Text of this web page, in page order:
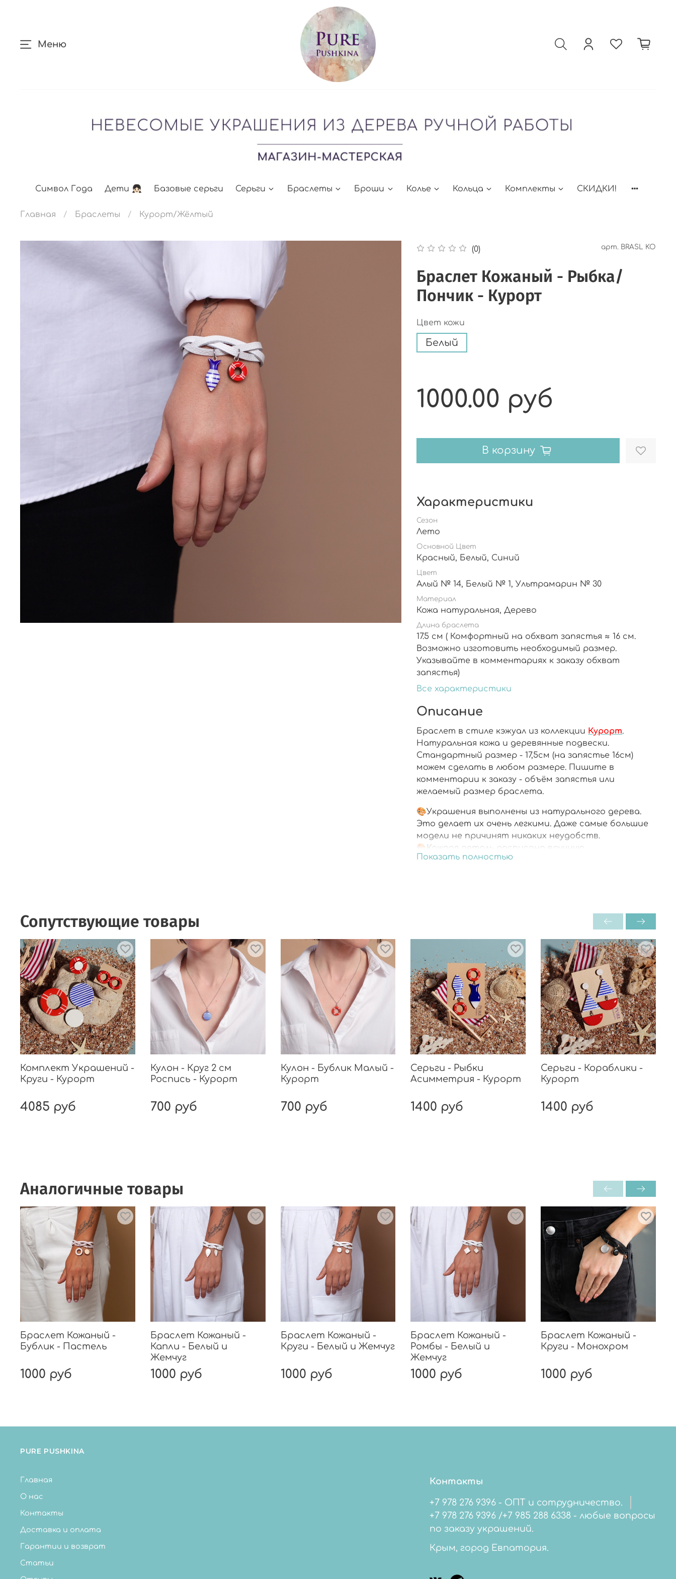
Меню
Символ Года Дети 👧🏻 Базовые серьги Серьги Браслеты Броши Колье Кольца Комплекты СКИДКИ!
Главная Браслеты Курорт/Жёлтый
(0) арт. BRASL KO
Браслет Кожаный - Рыбка/
Пончик - Курорт
Цвет кожи
Белый
1000.00 руб
В корзину
Характеристики
Сезон
Лето
Основной Цвет
Красный, Белый, Синий
Цвет
Алый № 14, Белый № 1, Ультрамарин № 30
Материал
Кожа натуральная, Дерево
Длина браслета
17.5 см ( Комфортный на обхват запястья ≈ 16 см.
Возможно изготовить необходимый размер.
Указывайте в комментариях к заказу обхват
запястья)
Все характеристики
Описание
Браслет в стиле кэжуал из коллекции Курорт.
Натуральная кожа и деревянные подвески.
Стандартный размер - 17,5см (на запястье 16см)
можем сделать в любом размере. Пишите в
комментарии к заказу - объём запястья или
желаемый размер браслета.
🎨Украшения выполнены из натурального дерева.
Это делает их очень легкими. Даже самые большие
модели не причинят никаких неудобств.
🎨Каждая деталь расписана вручную.
🎨Украшения со всех сторон покрыты ювелирной
Показать полностью
Сопутствующие товары
Комплект Украшений -
Круги - Курорт
4085 руб
Кулон - Круг 2 см
Роспись - Курорт
700 руб
Кулон - Бублик Малый -
Курорт
700 руб
Серьги - Рыбки
Асимметрия - Курорт
1400 руб
Серьги - Кораблики -
Курорт
1400 руб
Аналогичные товары
Браслет Кожаный -
Бублик - Пастель
1000 руб
Браслет Кожаный -
Капли - Белый и
Жемчуг
1000 руб
Браслет Кожаный -
Круги - Белый и Жемчуг
1000 руб
Браслет Кожаный -
Ромбы - Белый и
Жемчуг
1000 руб
Браслет Кожаный -
Круги - Монохром
1000 руб
PURE PUSHKINA
Главная
О нас
Контакты
Доставка и оплата
Гарантии и возврат
Статьи
Контакты
+7 978 276 9396 - ОПТ и сотрудничество.
+7 978 276 9396 /+7 985 288 6338 - любые вопросы
по заказу украшений.
Крым, город Евпатория.